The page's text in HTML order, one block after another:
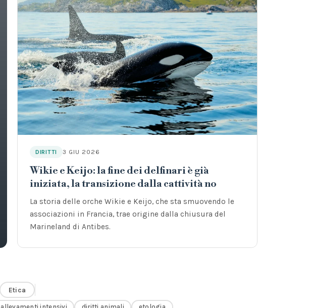
DIRITTI 3 GIU 2026
Wikie e Keijo: la fine dei delfinari è già
iniziata, la transizione dalla cattività no
La storia delle orche Wikie e Keijo, che sta smuovendo le
associazioni in Francia, trae origine dalla chiusura del
Marineland di Antibes.
Etica